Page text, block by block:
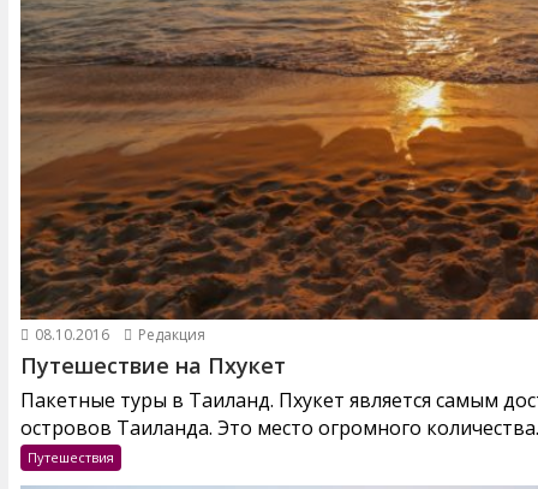
08.10.2016 Редакция
Путешествие на Пхукет
Пакетные туры в Таиланд. Пхукет является самым
островов Таиланда. Это место огромного
Путешествия